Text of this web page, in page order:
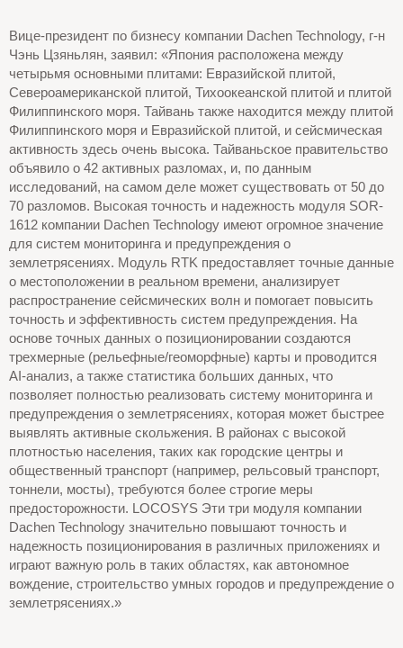
Вице-президент по бизнесу компании Dachen Technology, г-н
Чэнь Цзяньлян, заявил: «Япония расположена между
четырьмя основными плитами: Евразийской плитой,
Североамериканской плитой, Тихоокеанской плитой и плитой
Филиппинского моря. Тайвань также находится между плитой
Филиппинского моря и Евразийской плитой, и сейсмическая
активность здесь очень высока. Тайваньское правительство
объявило о 42 активных разломах, и, по данным
исследований, на самом деле может существовать от 50 до
70 разломов. Высокая точность и надежность модуля SOR-
1612 компании Dachen Technology имеют огромное значение
для систем мониторинга и предупреждения о
землетрясениях. Модуль RTK предоставляет точные данные
о местоположении в реальном времени, анализирует
распространение сейсмических волн и помогает повысить
точность и эффективность систем предупреждения. На
основе точных данных о позиционировании создаются
трехмерные (рельефные/геоморфные) карты и проводится
AI-анализ, а также статистика больших данных, что
позволяет полностью реализовать систему мониторинга и
предупреждения о землетрясениях, которая может быстрее
выявлять активные скольжения. В районах с высокой
плотностью населения, таких как городские центры и
общественный транспорт (например, рельсовый транспорт,
тоннели, мосты), требуются более строгие меры
предосторожности. LOCOSYS Эти три модуля компании
Dachen Technology значительно повышают точность и
надежность позиционирования в различных приложениях и
играют важную роль в таких областях, как автономное
вождение, строительство умных городов и предупреждение о
землетрясениях.»